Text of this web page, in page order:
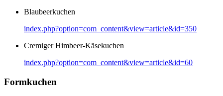
Blaubeerkuchen
index.php?option=com_content&view=article&id=350
Cremiger Himbeer-Käsekuchen
index.php?option=com_content&view=article&id=60
Formkuchen